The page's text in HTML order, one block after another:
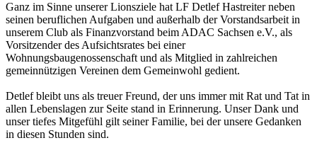
Ganz im Sinne unserer Lionsziele hat LF Detlef Hastreiter neben
seinen beruflichen Aufgaben und außerhalb der Vorstandsarbeit in
unserem Club als Finanzvorstand beim ADAC Sachsen e.V., als
Vorsitzender des Aufsichtsrates bei einer
Wohnungsbaugenossenschaft und als Mitglied in zahlreichen
gemeinnützigen Vereinen dem Gemeinwohl gedient.
Detlef bleibt uns als treuer Freund, der uns immer mit Rat und Tat in
allen Lebenslagen zur Seite stand in Erinnerung. Unser Dank und
unser tiefes Mitgefühl gilt seiner Familie, bei der unsere Gedanken
in diesen Stunden sind.